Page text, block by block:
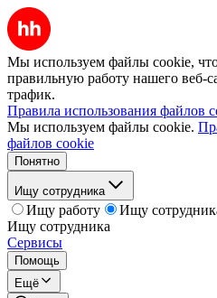
Мы используем файлы cookie,
правильную работу нашего веб-
трафик.
Правила использования файлов
Мы используем файлы cookie.
файлов cookie
Понятно
Ищу сотрудника
Ищу работу
Ищу
Ищу сотрудника
Сервисы
Помощь
Ещё